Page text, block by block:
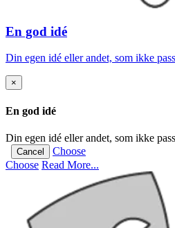
En god idé
Din egen idé eller andet, som ikke
×
En god idé
Din egen idé eller andet, som ikke
Cancel
Choose
Choose Read More...